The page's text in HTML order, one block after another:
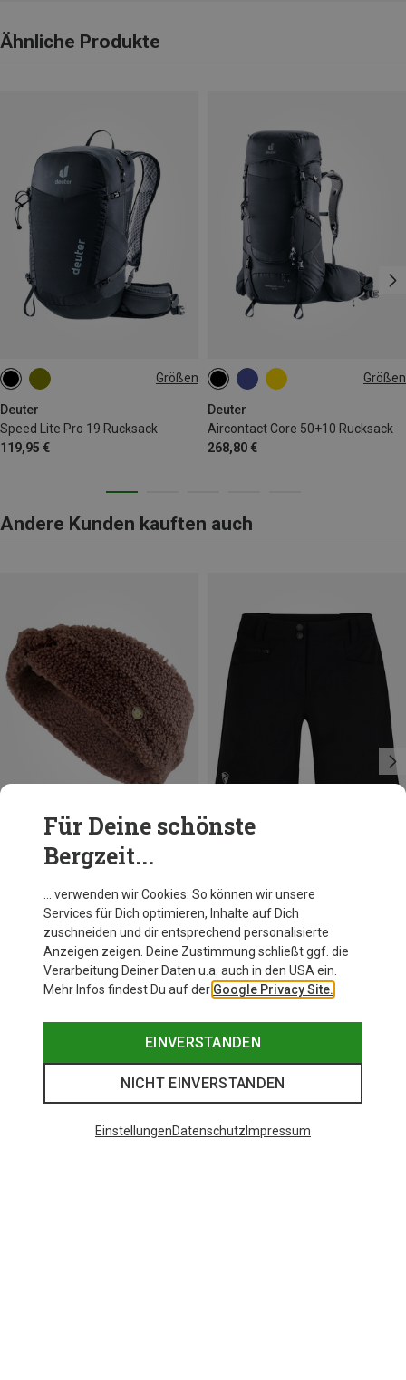
Ähnliche Produkte
Größen
Deuter
Speed Lite Pro 19 Rucksack
119,95 €
19L Größen
Deuter
Aircontact Core 50+10 Rucksack
268,80 €
50+10L
Andere Kunden kauften auch
Du sparst 20%
Für Deine schönste
Bergzeit...
… verwenden wir Cookies. So können wir unsere
Services für Dich optimieren, Inhalte auf Dich
zuschneiden und dir entsprechend personalisierte
Anzeigen zeigen. Deine Zustimmung schließt ggf. die
Verarbeitung Deiner Daten u.a. auch in den USA ein.
Mehr Infos findest Du auf der Google Privacy Site.
EINVERSTANDEN
NICHT EINVERSTANDEN
EinstellungenDatenschutz Impressum